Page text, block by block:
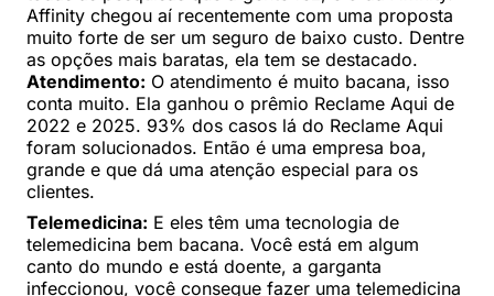
Affinity chegou aí recentemente com uma proposta
muito forte de ser um seguro de baixo custo. Dentre
as opções mais baratas, ela tem se destacado.
Atendimento: O atendimento é muito bacana, isso
conta muito. Ela ganhou o prêmio Reclame Aqui de
2022 e 2025. 93% dos casos lá do Reclame Aqui
foram solucionados. Então é uma empresa boa,
grande e que dá uma atenção especial para os
clientes.
Telemedicina: E eles têm uma tecnologia de
telemedicina bem bacana. Você está em algum
canto do mundo e está doente, a garganta
infeccionou, você consegue fazer uma telemedicina